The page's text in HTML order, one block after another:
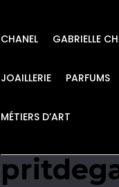
CHANEL GABRIELLE
JOAILLERIE PARFUMS
MÉTIERS D’ART